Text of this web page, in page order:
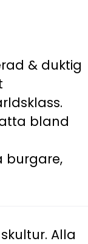
& duktig
bland
burgare,
Alla